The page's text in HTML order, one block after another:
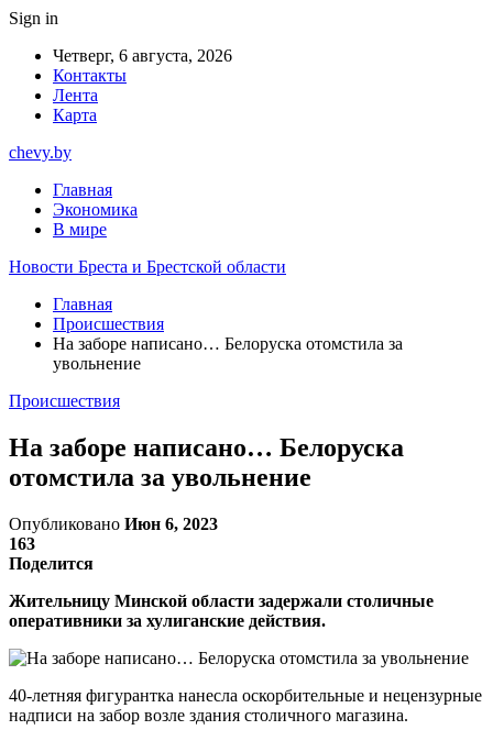
Sign in
Четверг, 6 августа, 2026
Контакты
Лента
Карта
chevy.by
Главная
Экономика
В мире
Новости Бреста и Брестской области
Главная
Происшествия
На заборе написано… Белоруска отомстила за
увольнение
Происшествия
На заборе написано… Белоруска
отомстила за увольнение
Опубликовано Июн 6, 2023
163
Поделится
Жительницу Минской области задержали столичные
оперативники за хулиганские действия.
40-летняя фигурантка нанесла оскорбительные и нецензурные
надписи на забор возле здания столичного магазина.